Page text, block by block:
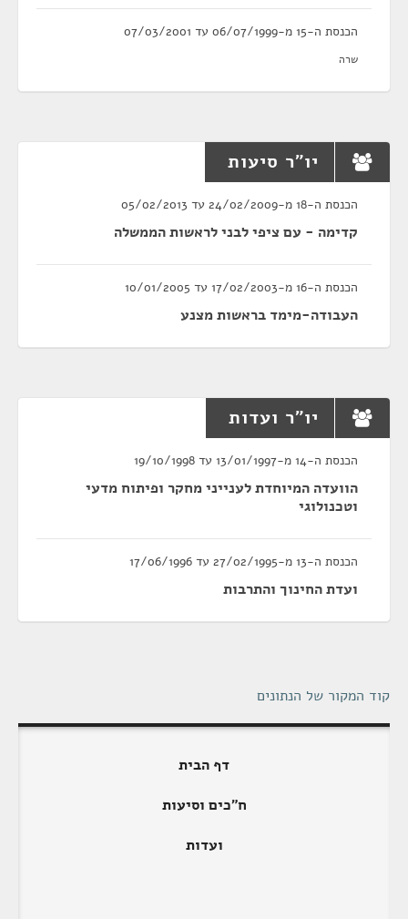
הכנסת ה-15 מ-06/07/1999 עד 07/03/2001
שרה
יו"ר סיעות
הכנסת ה-18 מ-24/02/2009 עד 05/02/2013
קדימה - עם ציפי לבני לראשות הממשלה
הכנסת ה-16 מ-17/02/2003 עד 10/01/2005
העבודה-מימד בראשות מצנע
יו"ר ועדות
הכנסת ה-14 מ-13/01/1997 עד 19/10/1998
הוועדה המיוחדת לענייני מחקר ופיתוח מדעי
וטכנולוגי
הכנסת ה-13 מ-27/02/1995 עד 17/06/1996
ועדת החינוך והתרבות
קוד המקור של הנתונים
דף הבית
ח"כים וסיעות
ועדות